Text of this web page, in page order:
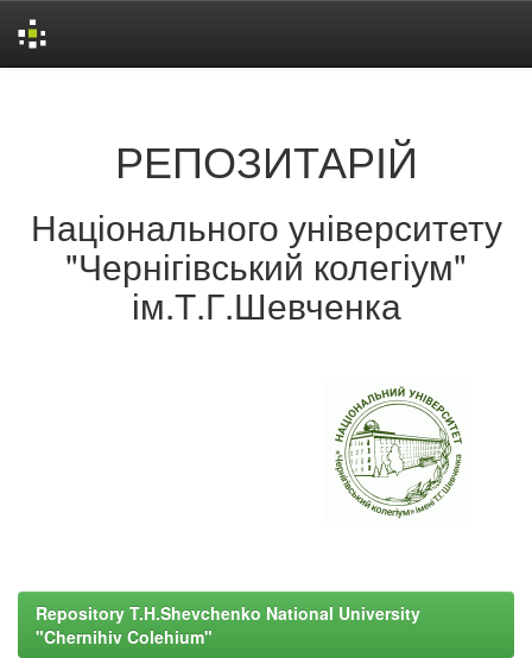
РЕПОЗИТАРІЙ
Національного університету
"Чернігівський колегіум"
ім.Т.Г.Шевченка
Repository T.H.Shevchenko National University
"Chernihiv Colehium"